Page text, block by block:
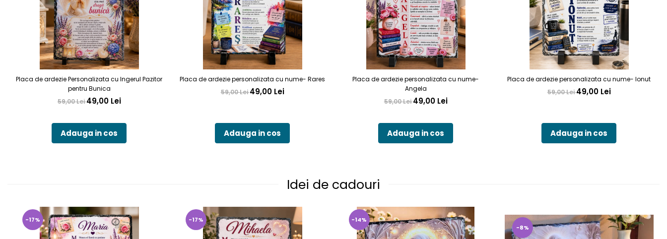
Placa de ardezie Personalizata cu Ingerul Pazitor
pentru Bunica
59,00 Lei49,00 Lei
Adauga in cos
Placa de ardezie personalizata cu nume- Rares
59,00 Lei49,00 Lei
Adauga in cos
Placa de ardezie personalizata cu nume-
Angela
59,00 Lei49,00 Lei
Adauga in cos
Placa de ardezie personalizata cu nume- Ionut
59,00 Lei49,00 Lei
Adauga in cos
Idei de cadouri
-17% -17% -14%
-8%